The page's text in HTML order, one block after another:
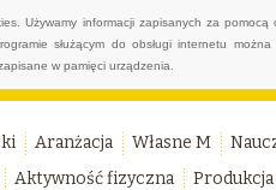
Używamy informacji zapisanych za
służącym do obsługi internetu
w pamięci urządzenia.
Aranżacja Własne M
Aktywność fizyczna
Produkcja